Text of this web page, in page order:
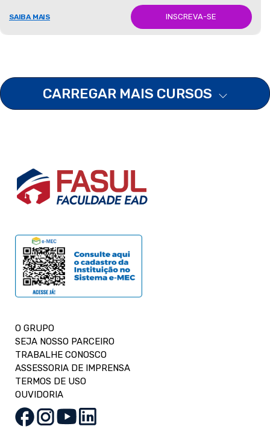
SAIBA MAIS INSCREVA-SE
CARREGAR MAIS CURSOS
O GRUPO
SEJA NOSSO PARCEIRO
TRABALHE CONOSCO
ASSESSORIA DE IMPRENSA
TERMOS DE USO
OUVIDORIA